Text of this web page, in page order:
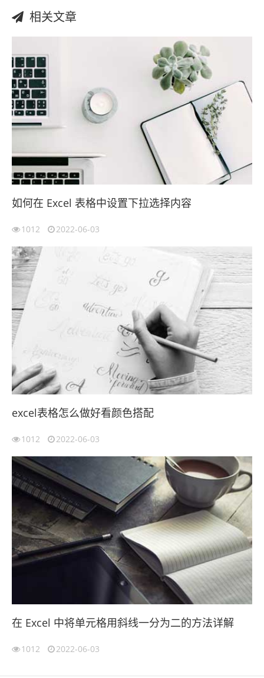
相关文章
如何在 Excel 表格中设置下拉选择内容
1012 2022-06-03
excel表格怎么做好看颜色搭配
1012 2022-06-03
在 Excel 中将单元格用斜线一分为二的方法详解
1012 2022-06-03